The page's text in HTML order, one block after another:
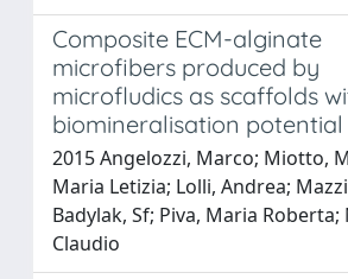
Composite ECM-alginate
microfibers produced by
microfludics as scaffolds
biomineralisation potential
2015 Angelozzi, Marco; Miotto,
Maria Letizia; Lolli, Andrea;
Badylak, Sf; Piva, Maria Roberta;
Claudio